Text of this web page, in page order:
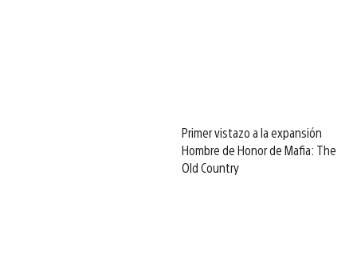
Primer vistazo a la expansión
Hombre de Honor de Mafia: The
Old Country